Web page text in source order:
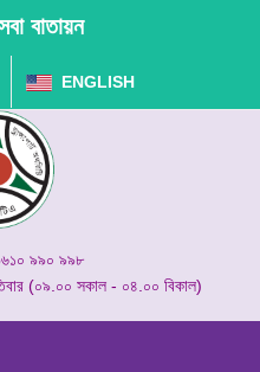
বাতায়ন
ENGLISH
৯৯০ ৯৯৮
(০৯.০০ সকাল - ০৪.০০ বিকাল)